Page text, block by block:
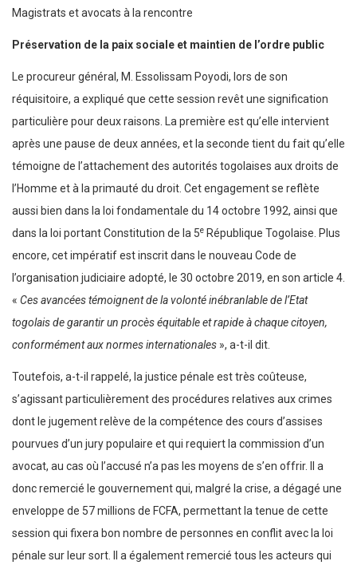
Magistrats et avocats à la rencontre
Préservation de la paix sociale et maintien de l’ordre public
Le procureur général, M. Essolissam Poyodi, lors de son
réquisitoire, a expliqué que cette session revêt une signification
particulière pour deux raisons. La première est qu’elle intervient
après une pause de deux années, et la seconde tient du fait qu’elle
témoigne de l’attachement des autorités togolaises aux droits de
l’Homme et à la primauté du droit. Cet engagement se reflète
aussi bien dans la loi fondamentale du 14 octobre 1992, ainsi que
dans la loi portant Constitution de la 5e République Togolaise. Plus
encore, cet impératif est inscrit dans le nouveau Code de
l’organisation judiciaire adopté, le 30 octobre 2019, en son article 4.
« Ces avancées témoignent de la volonté inébranlable de l’Etat
togolais de garantir un procès équitable et rapide à chaque citoyen,
conformément aux normes internationales », a-t-il dit.
Toutefois, a-t-il rappelé, la justice pénale est très coûteuse,
s’agissant particulièrement des procédures relatives aux crimes
dont le jugement relève de la compétence des cours d’assises
pourvues d’un jury populaire et qui requiert la commission d’un
avocat, au cas où l’accusé n’a pas les moyens de s’en offrir. Il a
donc remercié le gouvernement qui, malgré la crise, a dégagé une
enveloppe de 57 millions de FCFA, permettant la tenue de cette
session qui fixera bon nombre de personnes en conflit avec la loi
pénale sur leur sort. Il a également remercié tous les acteurs qui